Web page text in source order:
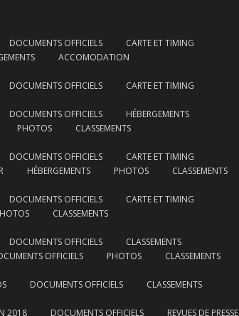
DOCUMENTS OFFICIELS
CARTE ET TIMING
ACCOMODATION
DOCUMENTS OFFICIELS
CARTE ET TIMING
DOCUMENTS OFFICIELS
HÉBERGEMENTS
PHOTOS
CLASSEMENTS
DOCUMENTS OFFICIELS
CARTE ET TIMING
HÉBERGEMENTS PHOTOS
CLASSEMENTS
DOCUMENTS OFFICIELS
CARTE ET TIMING
CLASSEMENTS
DOCUMENTS OFFICIELS
CLASSEMENTS
OFFICIELS PHOTOS
CLASSEMENTS
DOCUMENTS OFFICIELS
CLASSEMENTS
2018
DOCUMENTS OFFICIELS REVUES DE PRESSE